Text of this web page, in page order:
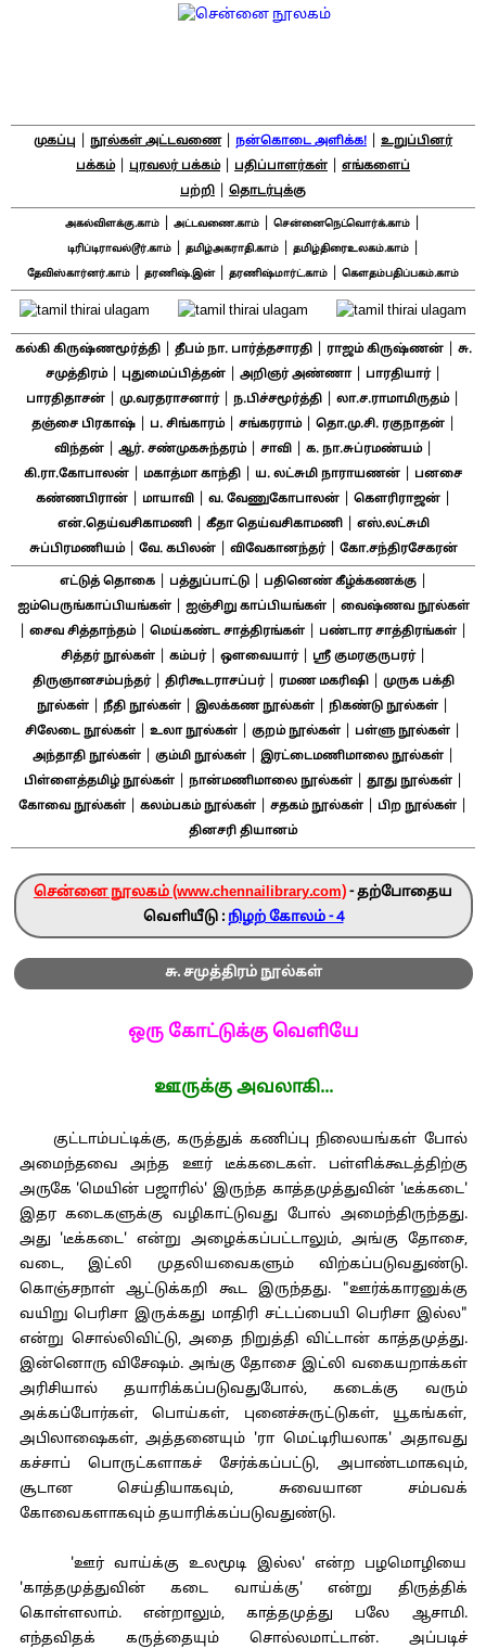
முகப்பு நூல்கள் அட்டவணை| நன்கொடை அளிக்க!
உறுப்பினர்
பக்கம்| புரவலர் பக்கம்| பதிப்பாளர்கள்
எங்களைப்
பற்றி
தொடர்புக்கு
அகல்விளக்கு.காம் அட்டவணை.காம் சென்னைநெட்வொர்க்.காம்
டிரிப்டிராவல்டூர்.காம்| தமிழ்அகராதி.காம்| தமிழ்திரைஉலகம்.காம்|
தேவிஸ்கார்னர்.காம் தரணிஷ்.இன்| தரணிஷ்மார்ட்.காம் கௌதம்பதிப்பகம்.காம்
கல்கி கிருஷ்ணமூர்த்தி| தீபம் நா. பார்த்தசாரதி| ராஜம் கிருஷ்ணன்|
சு.
சமுத்திரம்| புதுமைப்பித்தன்| அறிஞர் அண்ணா| பாரதியார்|
பாரதிதாசன் மு.வரதராசனார்| ந.பிச்சமூர்த்தி லா.ச.ராமாமிருதம்|
தஞ்சை பிரகாஷ்| ப. சிங்காரம்| சங்கரராம்| தொ.மு.சி. ரகுநாதன்|
விந்தன்| ஆர். சண்முகசுந்தரம்| சாவி| க. நா.சுப்ரமண்யம்|
கி.ரா.கோபாலன் மகாத்மா காந்தி ய. லட்சுமி நாராயணன்
பனசை
கண்ணபிரான்| மாயாவி| வ. வேணுகோபாலன்| கௌரிராஜன்|
என்.தெய்வசிகாமணி| கீதா தெய்வசிகாமணி|
எஸ்.லட்சுமி
சுப்பிரமணியம்| வே. கபிலன்| விவேகானந்தர்| கோ.சந்திரசேகரன்
எட்டுத் தொகை| பத்துப்பாட்டு| பதினெண் கீழ்க்கணக்கு|
ஐம்பெருங்காப்பியங்கள்| ஐஞ்சிறு காப்பியங்கள்| வைஷ்ணவ நூல்கள்
சைவ சித்தாந்தம்| மெய்கண்ட சாத்திரங்கள் பண்டார சாத்திரங்கள்
சித்தர் நூல்கள்| கம்பர்| ஔவையார்| ஸ்ரீ குமரகுருபரர்|
திருஞானசம்பந்தர்| திரிகூடராசப்பர்| ரமண மகரிஷி|
முருக பக்தி
நூல்கள்
நீதி நூல்கள் இலக்கண நூல்கள் நிகண்டு நூல்கள்
சிலேடை நூல்கள் உலா நூல்கள் குறம் நூல்கள் பள்ளு நூல்கள்
அந்தாதி நூல்கள்| கும்மி நூல்கள்| இரட்டைமணிமாலை நூல்கள்|
பிள்ளைத்தமிழ் நூல்கள்| நான்மணிமாலை நூல்கள்| தூது நூல்கள்|
கோவை நூல்கள் கலம்பகம் நூல்கள் சதகம் நூல்கள் பிற நூல்கள்
தினசரி தியானம்
சென்னை நூலகம் (www.chennailibrary.com)- தற்போதைய
வெளியீடு : நிழற் கோலம் - 4
சு. சமுத்திரம் நூல்கள்
ஒரு கோட்டுக்கு வெளியே
ஊருக்கு அவலாகி...
குட்டாம்பட்டிக்கு, கருத்துக் கணிப்பு நிலையங்கள் போல்
அமைந்தவை அந்த ஊர் டீக்கடைகள். பள்ளிக்கூடத்திற்கு
அருகே 'மெயின் பஜாரில்' இருந்த காத்தமுத்துவின் 'டீக்கடை'
இதர கடைகளுக்கு வழிகாட்டுவது போல் அமைந்திருந்தது.
அது 'டீக்கடை' என்று அழைக்கப்பட்டாலும், அங்கு தோசை,
வடை, இட்லி முதலியவைகளும் விற்கப்படுவதுண்டு.
கொஞ்சநாள் ஆட்டுக்கறி கூட இருந்தது. "ஊர்க்காரனுக்கு
வயிறு பெரிசா இருக்கது மாதிரி சட்டப்பையி பெரிசா இல்ல"
என்று சொல்லிவிட்டு, அதை நிறுத்தி விட்டான் காத்தமுத்து.
இன்னொரு விசேஷம். அங்கு தோசை இட்லி வகையறாக்கள்
அரிசியால் தயாரிக்கப்படுவதுபோல், கடைக்கு வரும்
அக்கப்போர்கள், பொய்கள், புனைச்சுருட்டுகள், யூகங்கள்,
அபிலாஷைகள், அத்தனையும் 'ரா மெட்டிரியலாக' அதாவது
கச்சாப் பொருட்களாகச் சேர்க்கப்பட்டு, அபாண்டமாகவும்,
சூடான செய்தியாகவும், சுவையான சம்பவக்
கோவைகளாகவும் தயாரிக்கப்படுவதுண்டு.
'ஊர் வாய்க்கு உலமூடி இல்ல' என்ற பழமொழியை
'காத்தமுத்துவின் கடை வாய்க்கு' என்று திருத்திக்
கொள்ளலாம். என்றாலும், காத்தமுத்து பலே ஆசாமி.
எந்தவிதக் கருத்தையும் சொல்லமாட்டான். அப்படிச்